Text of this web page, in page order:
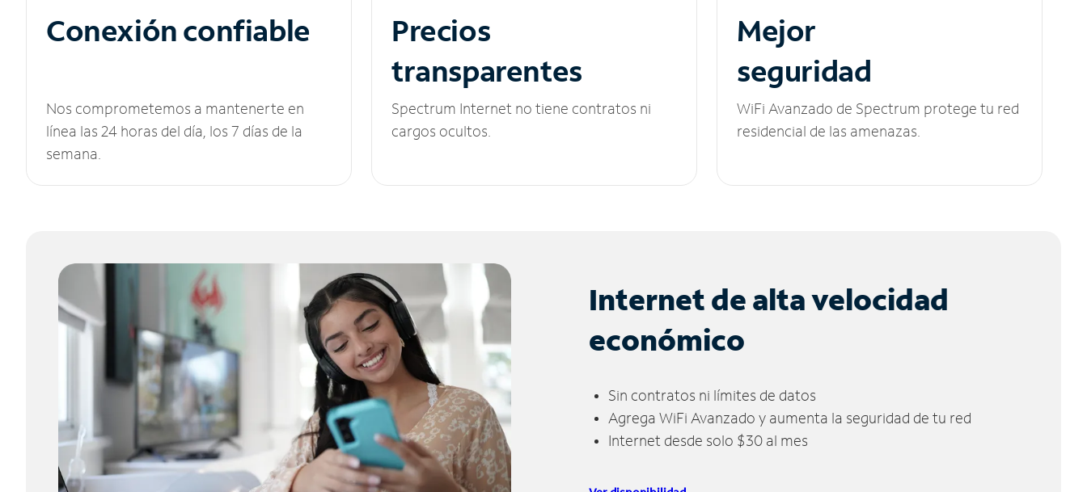
Conexión confiable
Nos comprometemos a mantenerte en
línea las 24 horas del día, los 7 días de la
semana.
Precios
transparentes
Spectrum Internet no tiene contratos ni
cargos ocultos.
Mejor
seguridad
WiFi Avanzado de Spectrum protege tu red
residencial de las amenazas.
Internet de alta velocidad
económico
Sin contratos ni límites de datos
Agrega WiFi Avanzado y aumenta la seguridad de tu red
Internet desde solo $30 al mes